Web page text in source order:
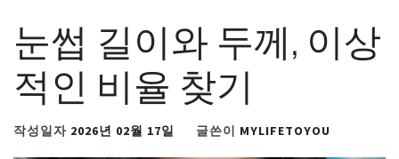
눈썹 길이와 두께, 이상
적인 비율 찾기
작성일자 2026년 02월 17일 글쓴이 MYLIFETOYOU